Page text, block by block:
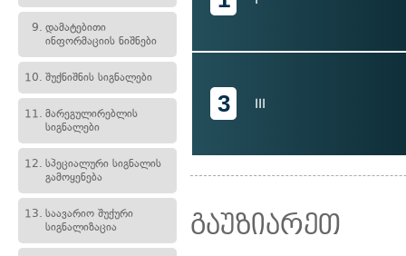
9. დამატებითი
ინფორმაციის ნიშნები
10. შუქნიშნის სიგნალები
11. მარეგულირებლის
სიგნალები
12. სპეციალური სიგნალის
გამოყენება
13. საავარიო შუქური
სიგნალიზაცია
3 III
გაუზიარეთ